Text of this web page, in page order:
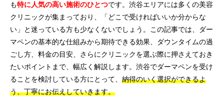
も特に人気の高い施術のひとつです。渋谷エリアには多くの美容
クリニックが集まっており、「どこで受ければいいか分からな
い」と迷っている方も少なくないでしょう。この記事では、ダー
マペンの基本的な仕組みから期待できる効果、ダウンタイムの過
ごし方、料金の目安、さらにクリニックを選ぶ際に押さえておき
たいポイントまで、幅広く解説します。渋谷でダーマペンを受け
ることを検討している方にとって、 納得のいく選択ができるよ
う、丁寧にお伝えしていきます。